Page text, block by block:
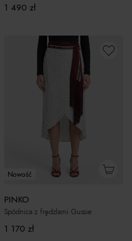
1 490 zł
Nowość
PINKO
Spódnica z frędzlami Gussie
1 170 zł